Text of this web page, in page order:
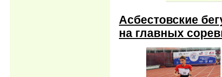
Асбестовские
на главных